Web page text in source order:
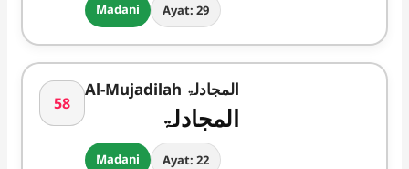
Madani Ayat: 29
58
Al-Mujadilah المجادلۃ
المجادلۃ
Madani Ayat: 22